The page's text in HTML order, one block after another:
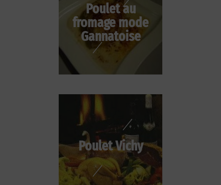
Poulet au
fromage mode
Gannatoise
Poulet Vichy